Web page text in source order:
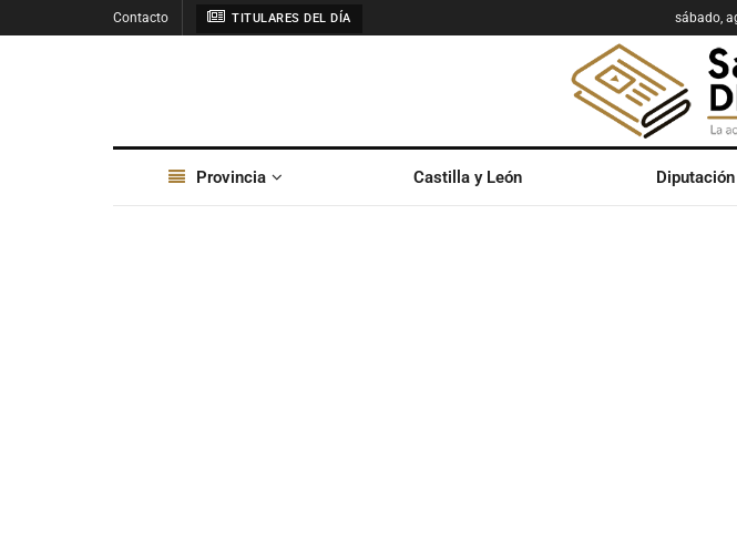
Contacto TITULARES DEL DÍA sábado,
Provincia Castilla y León